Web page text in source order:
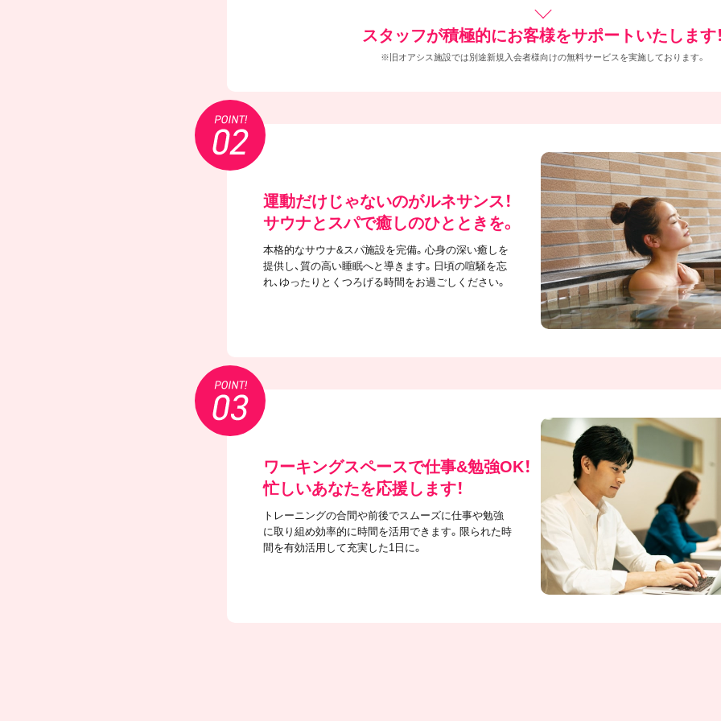
スタッフが積極的にお客様をサポートいたします
※旧オアシス施設では別途新規入会者様向けの無料サービスを実施しております。
運動だけじゃないのがルネサンス！
サウナとスパで癒しのひとときを。
本格的なサウナ&スパ施設を完備。心身の深い癒しを
提供し、質の高い睡眠へと導きます。日頃の喧騒を忘
れ、ゆったりとくつろげる時間をお過ごしください。
ワーキングスペースで仕事&勉強OK！
忙しいあなたを応援します！
トレーニングの合間や前後でスムーズに仕事や勉強
に取り組め効率的に時間を活用できます。限られた時
間を有効活用して充実した1日に。